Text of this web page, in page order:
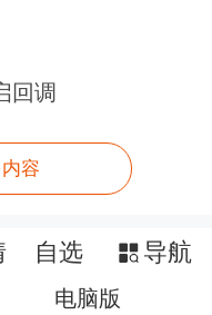
目
的创业板IPO申
回调
容
自选 导航
电脑版